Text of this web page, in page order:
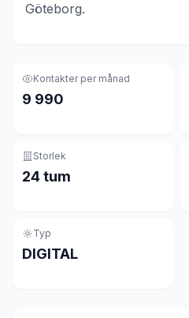
Göteborg.
Kontakter per månad
9 990
Storlek
24 tum
Typ
DIGITAL